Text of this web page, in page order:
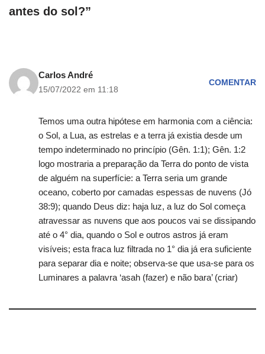
antes do sol?”
Carlos André
15/07/2022 em 11:18
COMENTAR
Temos uma outra hipótese em harmonia com a ciência:
o Sol, a Lua, as estrelas e a terra já existia desde um
tempo indeterminado no princípio (Gên. 1:1); Gên. 1:2
logo mostraria a preparação da Terra do ponto de vista
de alguém na superfície: a Terra seria um grande
oceano, coberto por camadas espessas de nuvens (Jó
38:9); quando Deus diz: haja luz, a luz do Sol começa
atravessar as nuvens que aos poucos vai se dissipando
até o 4° dia, quando o Sol e outros astros já eram
visíveis; esta fraca luz filtrada no 1° dia já era suficiente
para separar dia e noite; observa-se que usa-se para os
Luminares a palavra ‘asah (fazer) e não bara’ (criar)